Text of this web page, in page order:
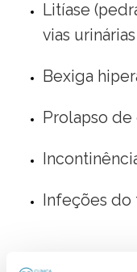
Litíase
vias urinárias
Bexiga
Prolapso
Infeções